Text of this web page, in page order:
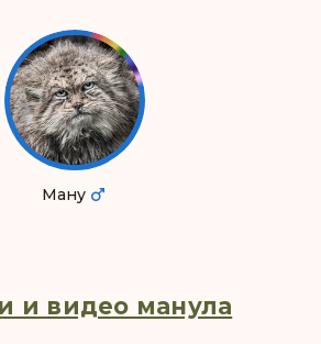
Ману
и видео манула